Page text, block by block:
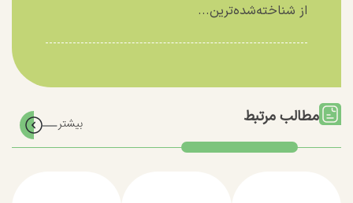
از شناخته‌شده‌ترین...
مطالب مرتبط